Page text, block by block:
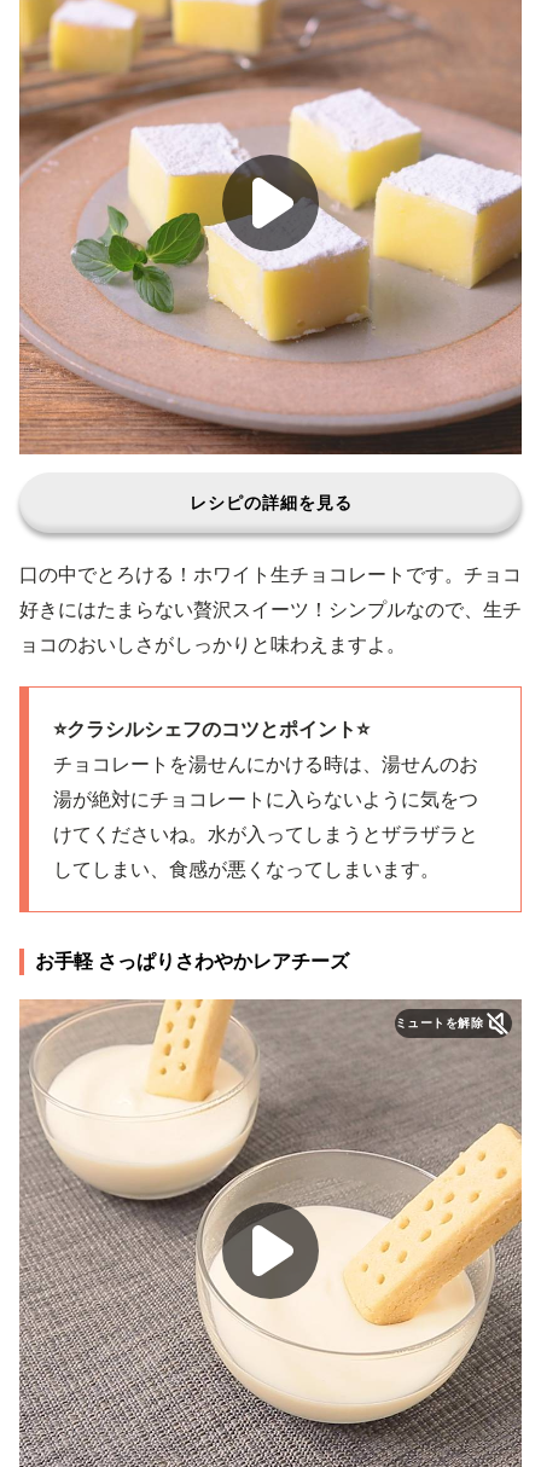
レシピの詳細を見る
口の中でとろける！ホワイト生チョコレートです。チョコ
好きにはたまらない贅沢スイーツ！シンプルなので、生チ
ョコのおいしさがしっかりと味わえますよ。
⭐️クラシルシェフのコツとポイント⭐️
チョコレートを湯せんにかける時は、湯せんのお
湯が絶対にチョコレートに入らないように気をつ
けてくださいね。水が入ってしまうとザラザラと
してしまい、食感が悪くなってしまいます。
お手軽 さっぱりさわやかレアチーズ
ミュートを解除